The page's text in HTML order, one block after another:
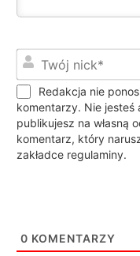
Redakcja nie
komentarzy. Nie jesteś
publikujesz na własną
komentarz, który
zakładce regulaminy.
0 KOMENTARZY